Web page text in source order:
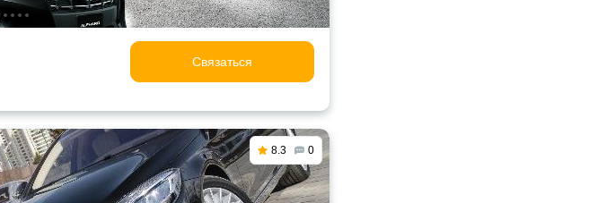
Связаться
8.3 0